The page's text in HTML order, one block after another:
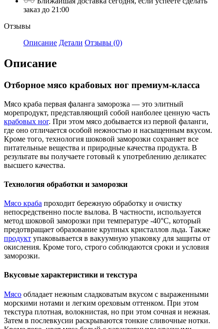
заказ до 21:00
Отзывы
Описание Детали Отзывы (0)
Описание
Отборное мясо крабовых ног премиум-класса
Мясо краба первая фаланга заморозка — это элитный
морепродукт, представляющий собой наиболее ценную часть
крабовых ног. При этом мясо добывается из первой фаланги,
где оно отличается особой нежностью и насыщенным вкусом.
Кроме того, технология шоковой заморозки сохраняет все
питательные вещества и природные качества продукта. В
результате вы получаете готовый к употреблению деликатес
высшего качества.
Технология обработки и заморозки
Мясо краба проходит бережную обработку и очистку
непосредственно после вылова. В частности, используется
метод шоковой заморозки при температуре -40°C, который
предотвращает образование крупных кристаллов льда. Также
продукт упаковывается в вакуумную упаковку для защиты от
окисления. Кроме того, строго соблюдаются сроки и условия
заморозки.
Вкусовые характеристики и текстура
Мясо обладает нежным сладковатым вкусом с выраженными
морскими нотами и легким ореховым оттенком. При этом
текстура плотная, волокнистая, но при этом сочная и нежная.
Затем в послевкусии раскрываются тонкие сливочные нотки.